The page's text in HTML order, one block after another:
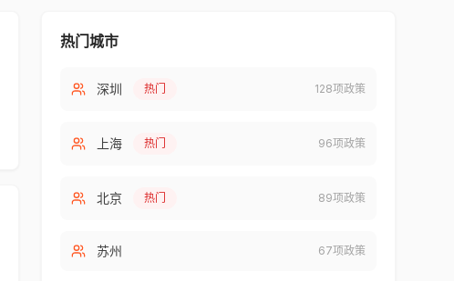
热门城市
深圳 热门 128项政策
上海 热门 96项政策
北京 热门 89项政策
苏州 67项政策